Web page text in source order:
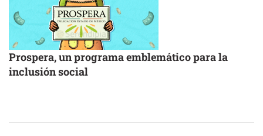
Prospera, un programa emblemático para la
inclusión social